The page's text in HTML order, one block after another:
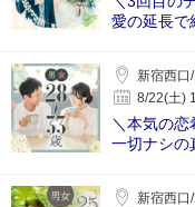
愛の延長で
新宿西口
8/22(土)
＼本気の
一切ナシの
新宿西口